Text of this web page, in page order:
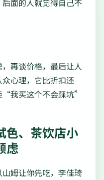
再谈价格，最后让人
心理，它比折扣还
“我买这个不会踩坑”
色、茶饮店小
虑
姆让你先吃，李佳琦